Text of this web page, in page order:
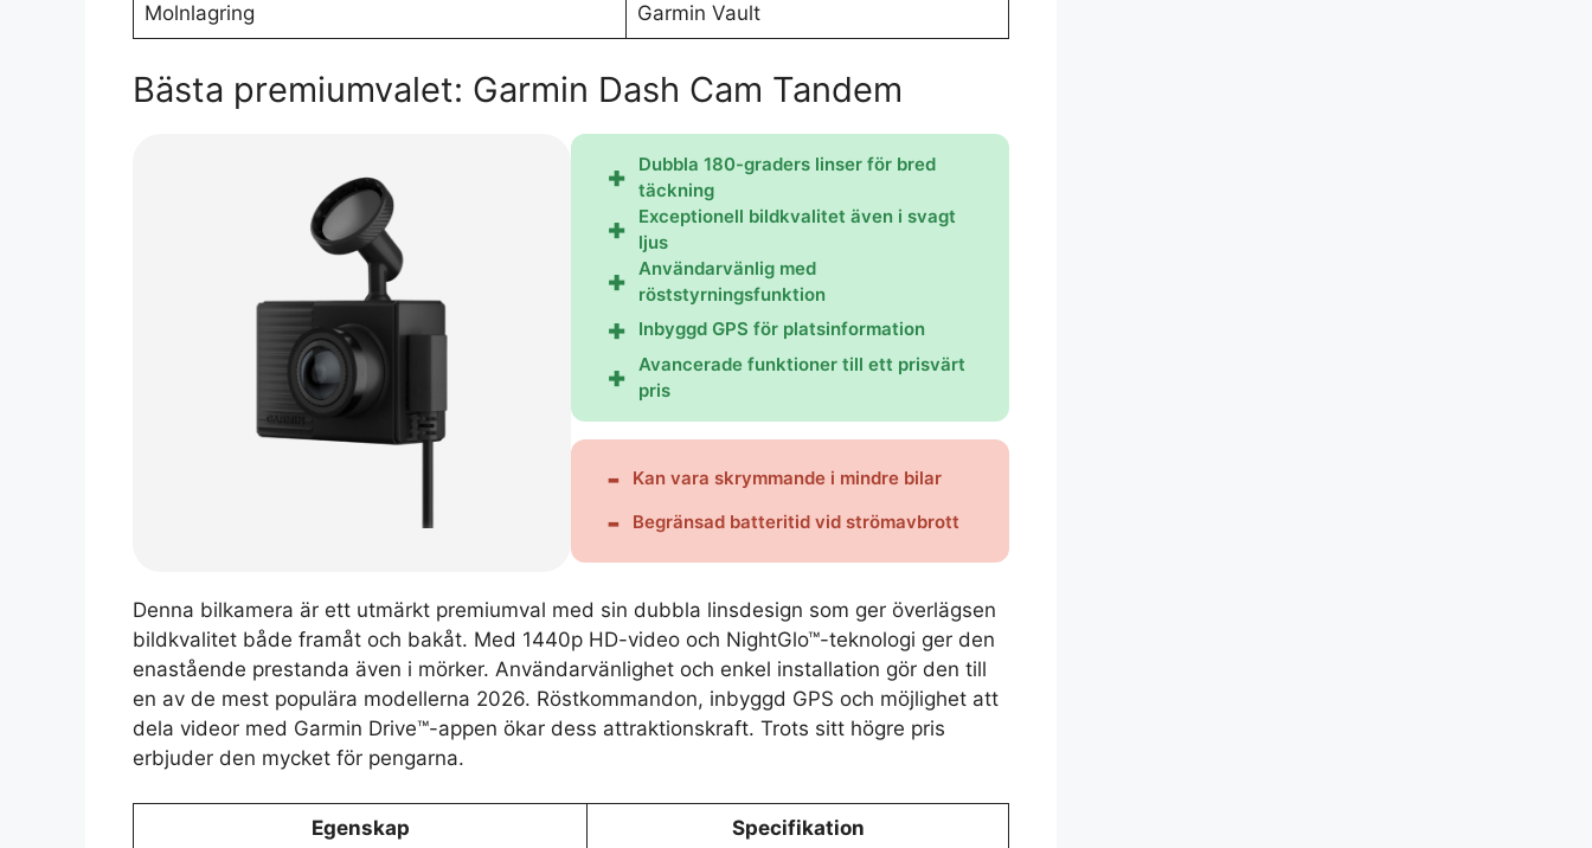
Molnlagring Garmin Vault
Bästa premiumvalet: Garmin Dash Cam Tandem
Dubbla 180-graders linser för bred
täckning
Exceptionell bildkvalitet även i svagt
ljus
Användarvänlig med
röststyrningsfunktion
Inbyggd GPS för platsinformation
Avancerade funktioner till ett prisvärt
pris
Kan vara skrymmande i mindre bilar
Begränsad batteritid vid strömavbrott
Denna bilkamera är ett utmärkt premiumval med sin dubbla linsdesign som ger överlägsen
bildkvalitet både framåt och bakåt. Med 1440p HD-video och NightGlo™-teknologi ger den
enastående prestanda även i mörker. Användarvänlighet och enkel installation gör den till
en av de mest populära modellerna 2026. Röstkommandon, inbyggd GPS och möjlighet att
dela videor med Garmin Drive™-appen ökar dess attraktionskraft. Trots sitt högre pris
erbjuder den mycket för pengarna.
Egenskap Specifikation